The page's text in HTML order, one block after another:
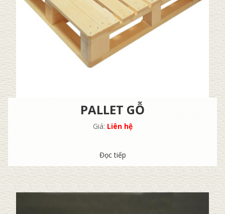
PALLET GỖ
Giá: Liên hệ
Đọc tiếp